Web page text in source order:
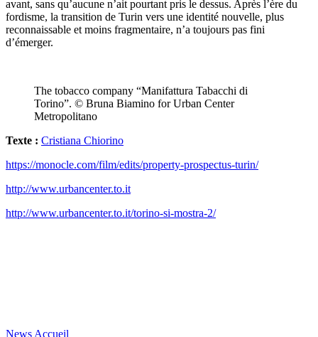
avant, sans qu’aucune n’ait pourtant pris le dessus. Après l’ère du
fordisme, la transition de Turin vers une identité nouvelle, plus
reconnaissable et moins fragmentaire, n’a toujours pas fini
d’émerger.
The tobacco company “Manifattura Tabacchi di
Torino”. © Bruna Biamino for Urban Center
Metropolitano
Texte : Cristiana Chiorino
https://monocle.com/film/edits/property-prospectus-turin/
http://www.urbancenter.to.it
http://www.urbancenter.to.it/torino-si-mostra-2/
News Accueil